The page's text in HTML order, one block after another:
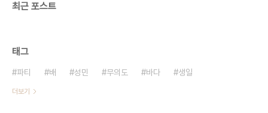
최근 포스트
태그
파티 배 성민 무의도 바다 생일
더보기